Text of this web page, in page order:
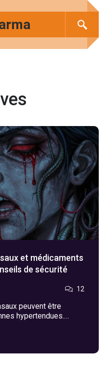
et médicaments
de sécurité
12
peuvent être
hypertendues.
la congestion